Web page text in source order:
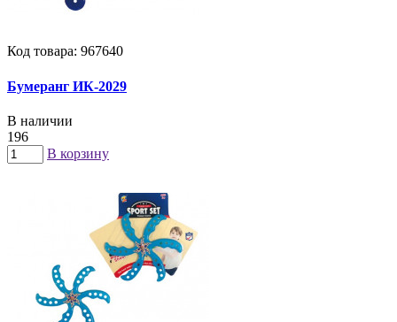
Код товара: 967640
Бумеранг ИК-2029
В наличии
196
В корзину